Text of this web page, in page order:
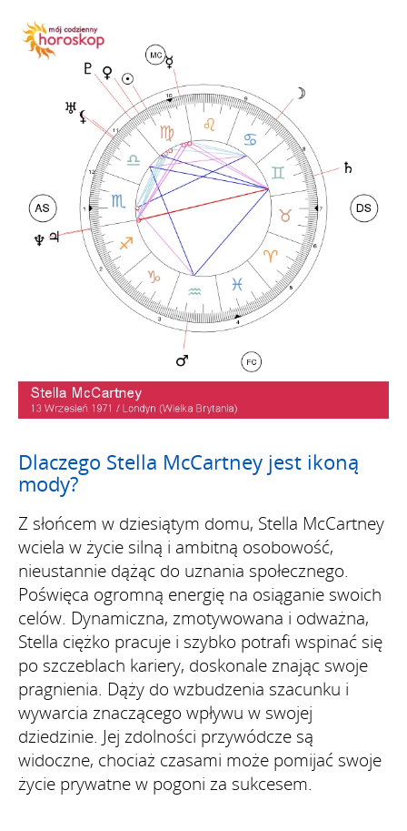
Dlaczego Stella McCartney jest ikoną
mody?
Z słońcem w dziesiątym domu, Stella McCartney
wciela w życie silną i ambitną osobowość,
nieustannie dążąc do uznania społecznego.
Poświęca ogromną energię na osiąganie swoich
celów. Dynamiczna, zmotywowana i odważna,
Stella ciężko pracuje i szybko potrafi wspinać się
po szczeblach kariery, doskonale znając swoje
pragnienia. Dąży do wzbudzenia szacunku i
wywarcia znaczącego wpływu w swojej
dziedzinie. Jej zdolności przywódcze są
widoczne, chociaż czasami może pomijać swoje
życie prywatne w pogoni za sukcesem.